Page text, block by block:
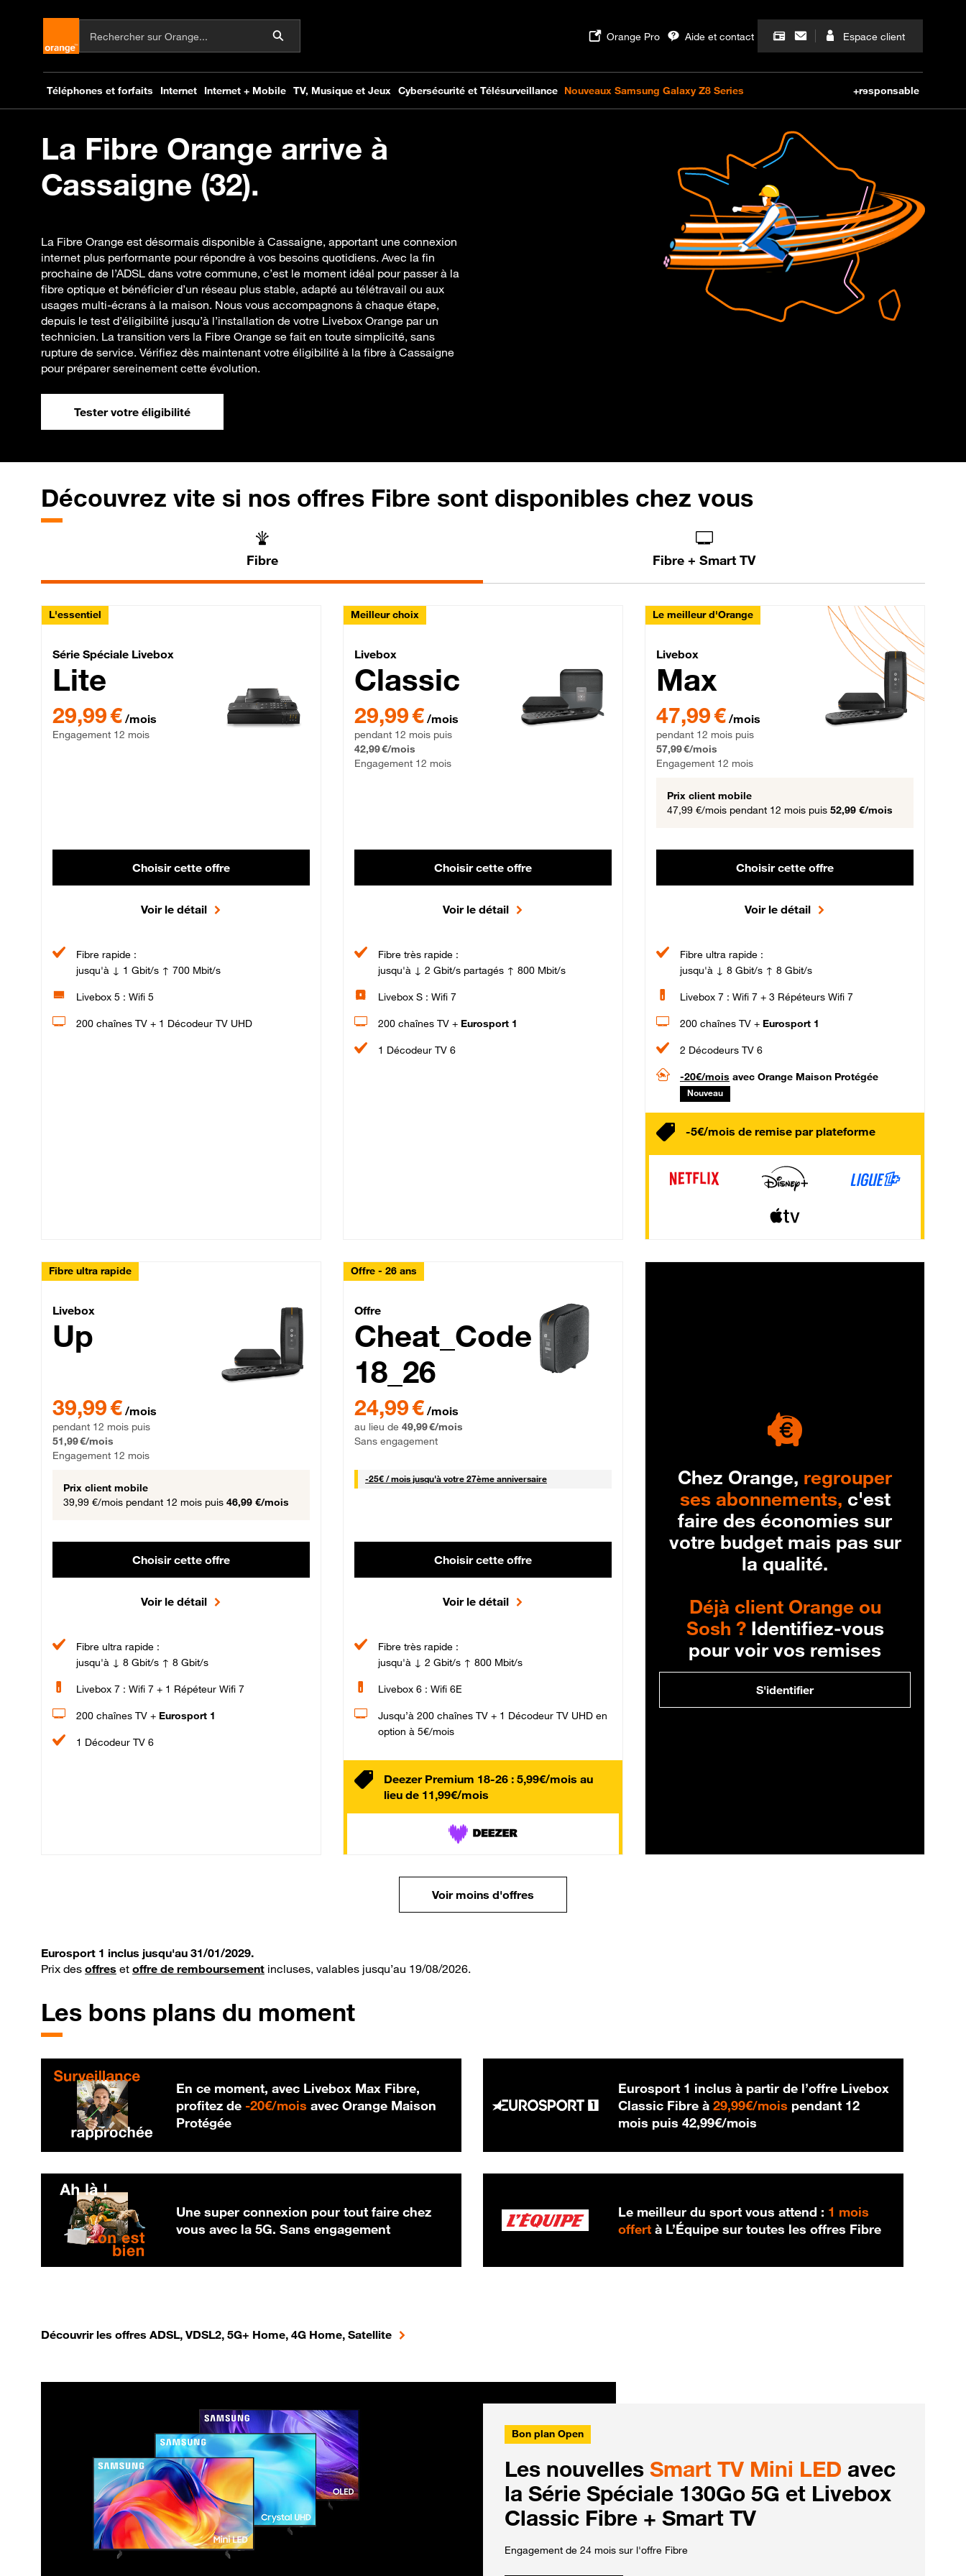
La Fibre Orange arrive à
Cassaigne (32).
La Fibre Orange est désormais disponible à Cassaigne, apportant une connexion
internet plus performante pour répondre à vos besoins quotidiens. Avec la fin
prochaine de l’ADSL dans votre commune, c’est le moment idéal pour passer à la
fibre optique et bénéficier d’un réseau plus stable, adapté au télétravail ou aux
usages multi-écrans à la maison. Nous vous accompagnons à chaque étape,
depuis le test d’éligibilité jusqu’à l’installation de votre Livebox Orange par un
technicien. La transition vers la Fibre Orange se fait en toute simplicité, sans
rupture de service. Vérifiez dès maintenant votre éligibilité à la fibre à Cassaigne
pour préparer sereinement cette évolution.
Tester votre éligibilité
Découvrez vite si nos offres Fibre sont disponibles chez vous
Fibre Fibre + Smart TV
L'essentiel
Série Spéciale Livebox Lite Fibre
Série Spéciale Livebox
Lite
29,99 € par mois , Engagement 12 mois
29,99 € /mois
Engagement 12 mois
Choisir cette offre
Voir le détail
Fibre rapide :
jusqu'à ↓ 1 Gbit/s ↑ 700 Mbit/s
Livebox 5 : Wifi 5
200 chaînes TV + 1 Décodeur TV UHD
Meilleur choix
Livebox Classic Fibre
Livebox
Classic
29,99 € par mois pendant 12 mois puis 42,99 € par mois, Engagement 12 mois
29,99 € /mois
pendant 12 mois puis
42,99 €/mois
Engagement 12 mois
Choisir cette offre
Voir le détail
Fibre très rapide :
jusqu'à ↓ 2 Gbit/s partagés ↑ 800 Mbit/s
Livebox S : Wifi 7
200 chaînes TV + Eurosport 1
1 Décodeur TV 6
Le meilleur d'Orange
Livebox Max Fibre
Livebox
Max
47,99 € par mois pendant 12 mois puis 57,99 € par mois,
47,99 € /mois
pendant 12 mois puis
57,99 €/mois
Engagement 12 mois
Prix client mobile
47,99 €/mois pendant 12 mois puis 52,99 €/mois
Choisir cette offre
Voir le détail
Fibre ultra rapide :
jusqu'à ↓ 8 Gbit/s ↑ 8 Gbit/s
Livebox 7 : Wifi 7 + 3 Répéteurs Wifi 7
200 chaînes TV + Eurosport 1
2 Décodeurs TV 6
-20€/mois avec Orange Maison Protégée
Nouveau
-5€/mois de remise par plateforme
Fibre ultra rapide
Livebox Up Fibre
Livebox
Up
39,99 € /mois
pendant 12 mois puis
51,99 €/mois
Engagement 12 mois
Prix client mobile
39,99 €/mois pendant 12 mois puis 46,99 €/mois
Choisir cette offre
Voir le détail
Fibre ultra rapide :
jusqu'à ↓ 8 Gbit/s ↑ 8 Gbit/s
Livebox 7 : Wifi 7 + 1 Répéteur Wifi 7
200 chaînes TV + Eurosport 1
1 Décodeur TV 6
Offre - 26 ans
Cheat_Code Fibre_18_26
Offre
Cheat_Code
18_26
24,99 € /mois
au lieu de 49,99 €/mois
Sans engagement
-25€ / mois25 € par mois
jusqu'à votre 27ème anniversaire
Choisir cette offre
Voir le détail
Fibre très rapide :
jusqu'à ↓ 2 Gbit/s ↑ 800 Mbit/s
Livebox 6 : Wifi 6E
Jusqu’à 200 chaînes TV + 1 Décodeur TV UHD en
option à 5€/mois
Deezer Premium 18-26 : 5,99€/mois au
lieu de 11,99€/mois
Chez Orange, regrouper
ses abonnements, c'est
faire des économies sur
votre budget mais pas sur
la qualité.
Déjà client Orange ou
Sosh ?Identifiez-vous
pour voir vos remises
S'identifier
Voir moins d'offres
Eurosport 1 inclus jusqu'au 31/01/2029.
Prix des offres et offre de remboursement incluses, valables jusqu’au 19/08/2026.
Les bons plans du moment
En ce moment, avec Livebox Max Fibre,
profitez de -20€/mois 20 € par mois
avec Orange Maison
Protégée
Eurosport 1 inclus à partir de l’offre Livebox
Classic Fibre à29,99€/mois 29,99 € par mois
pendant 12
mois puis42,99€/mois
Une super connexion pour tout faire chez
vous avec la 5G. Sans engagement
Le meilleur du sport vous attend : 1 mois
offert à L’Équipe sur toutes les offres Fibre
Découvrir les offres ADSL, VDSL2, 5G+ Home, 4G Home, Satellite
Bon plan Open
Les nouvelles Smart TV Mini LED avec
la Série Spéciale 130Go 5G et Livebox
Classic Fibre + Smart TV
Engagement de 24 mois sur l'offre Fibre